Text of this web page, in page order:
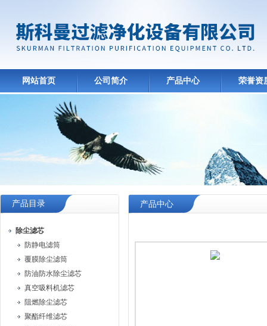
网站首页 公司简介 产品中心 荣誉资
产品目录
除尘滤芯
防静电滤筒
覆膜除尘滤筒
防油防水除尘滤芯
真空吸料机滤芯
阻燃除尘滤芯
聚酯纤维滤芯
产品中心